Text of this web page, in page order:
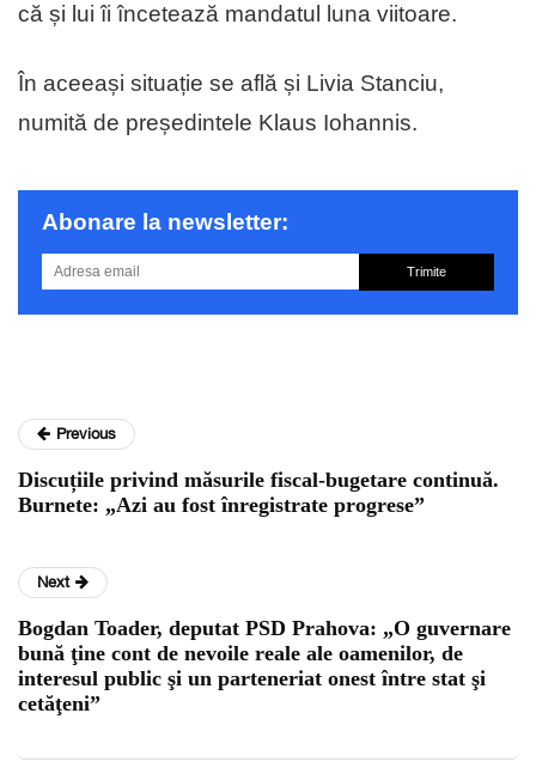
că și lui îi încetează mandatul luna viitoare.
În aceeași situație se află și Livia Stanciu,
numită de președintele Klaus Iohannis.
Abonare la newsletter:
Trimite
Previous
Discuțiile privind măsurile fiscal-bugetare continuă.
Burnete: „Azi au fost înregistrate progrese”
Next
Bogdan Toader, deputat PSD Prahova: „O guvernare
bună ţine cont de nevoile reale ale oamenilor, de
interesul public şi un parteneriat onest între stat şi
cetăţeni”